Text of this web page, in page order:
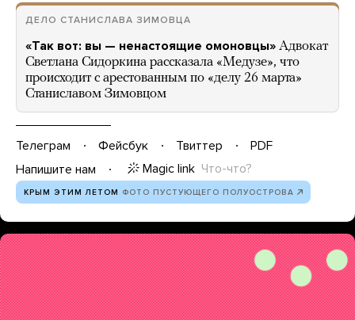
ДЕЛО СТАНИСЛАВА ЗИМОВЦА
«Так вот: вы — ненастоящие омоновцы» Адвокат
Светлана Сидоркина рассказала «Медузе», что
происходит с арестованным по «делу 26 марта»
Станиславом Зимовцом
Телеграм Фейсбук Твиттер
PDF
Напишите нам
Magic link Что-что?
КРЫМ ЭТИМ ЛЕТОМ ФОТО ПУСТУЮЩЕГО ПОЛУОСТРОВА